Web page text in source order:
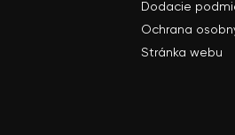
Dodacie
Ochrana
Stránka webu